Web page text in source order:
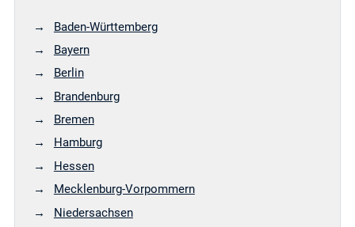
Baden-Württemberg
Bayern
Berlin
Brandenburg
Bremen
Hamburg
Hessen
Mecklenburg-Vorpommern
Niedersachsen